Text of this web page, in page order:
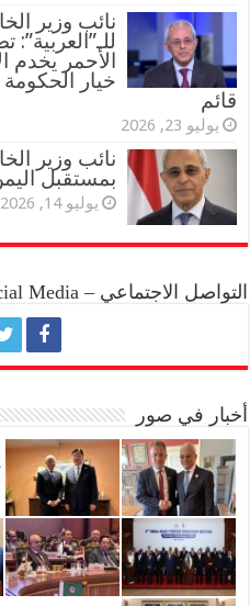
نائب وزير
الأحمر يخدم
خيار
قائم
يوليو 23, 2026
نائب وزير
بمستقبل
يوليو 14, 2026
التواصل الاجتماعي – Social Media
أخبار في صور